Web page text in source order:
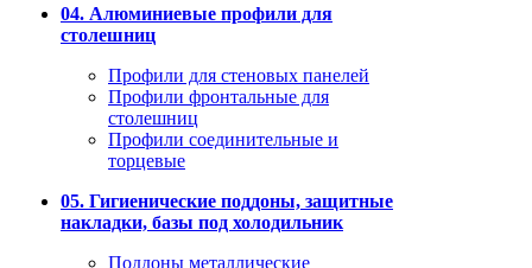
04. Алюминиевые профили для
столешниц
Профили для стеновых панелей
Профили фронтальные для
столешниц
Профили соединительные и
торцевые
05. Гигиенические поддоны, защитные
накладки, базы под холодильник
Поддоны металлические